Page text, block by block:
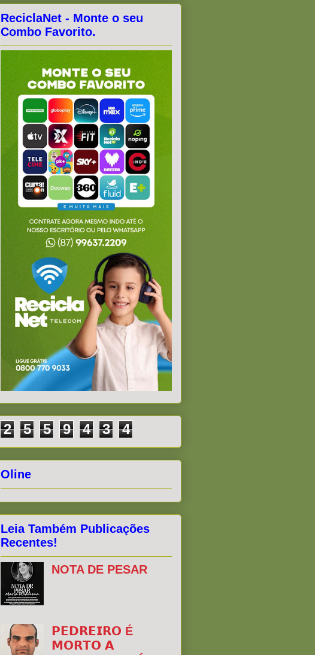
ReciclaNet - Monte o seu
Combo Favorito.
2 5 5 9 4 3 4
Oline
Leia Também Publicações
Recentes!
NOTA DE PESAR
𝗣𝗘𝗗𝗥𝗘𝗜𝗥𝗢 É
𝗠𝗢𝗥𝗧𝗢 𝗔